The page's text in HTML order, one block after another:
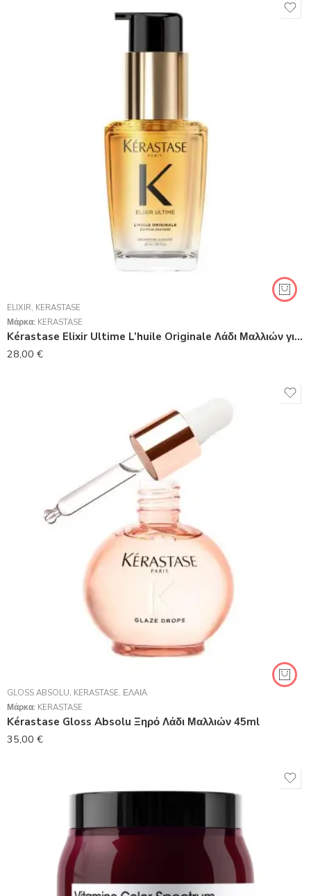
ELIXIR, KERASTASE
Μάρκα: KERASTASE
Kérastase Elixir Ultime L’huile Originale Λάδι Μαλλιών για Ενδυνάμωση κατά της Ψαλίδας 30ml
28,00 €
GLOSS ABSOLU, KERASTASE, ΈΛΑΙΑ
Μάρκα: KERASTASE
Kérastase Gloss Absolu Ξηρό Λάδι Μαλλιών 45ml
35,00 €